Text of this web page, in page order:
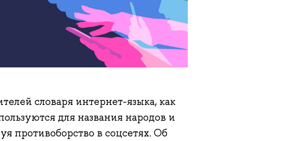
словаря интернет-языка, как
для названия народов и
противоборство в соцсетях. Об